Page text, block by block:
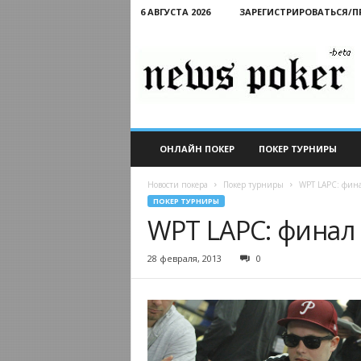
6 АВГУСТА 2026 ЗАРЕГИСТРИРОВАТЬСЯ/
ОНЛАЙН ПОКЕР ПОКЕР ТУРНИРЫ
Новости покера Покер турниры WPT LAPC:
ПОКЕР ТУРНИРЫ
WPT LAPC: финал
28 февраля, 2013 0